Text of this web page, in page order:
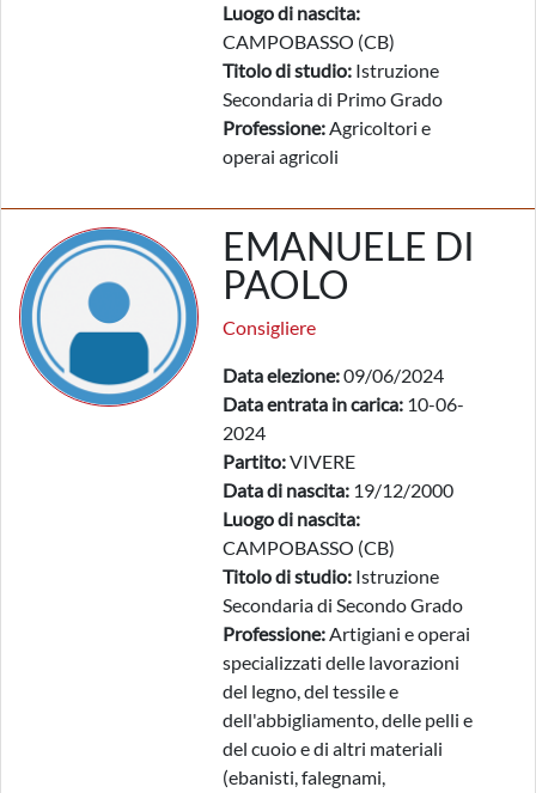
Luogo di nascita:
CAMPOBASSO (CB)
Titolo di studio: Istruzione
Secondaria di Primo Grado
Professione:Agricoltori e
operai agricoli
EMANUELE DI
PAOLO
Consigliere
Data elezione:09/06/2024
Data entrata in carica: 10-06-
2024
Partito:VIVERE
Data di nascita: 19/12/2000
Luogo di nascita:
CAMPOBASSO (CB)
Titolo di studio: Istruzione
Secondaria di Secondo Grado
Professione:Artigiani e operai
specializzati delle lavorazioni
del legno, del tessile e
dell'abbigliamento, delle pelli e
del cuoio e di altri materiali
(ebanisti, falegnami,